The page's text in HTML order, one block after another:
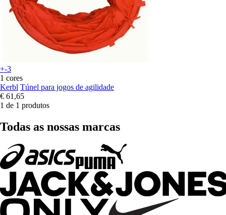
+-3
1 cores
Kerbl Túnel para jogos de agilidade
€ 61,65
1 de 1 produtos
Todas as nossas marcas